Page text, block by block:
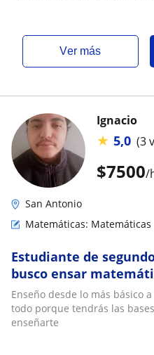
ver más
$7500/
Ignacio
★ 5,0 (3
San Antonio
Matemáticas: Matemáticas
Estudiante de
busco ensar
Enseño desde lo más básico
todo porque tendrás las
enseñarte